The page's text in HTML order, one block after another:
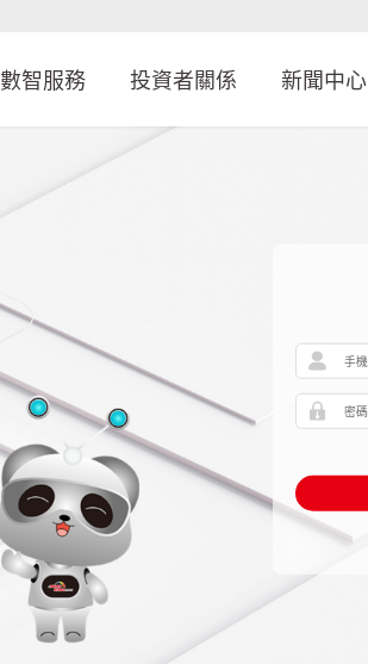
數智服務 投資者關係 新聞中心